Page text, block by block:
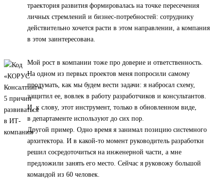
траектория развития формировалась на точке пересечения
личных стремлений и бизнес-потребностей: сотруднику
действительно хочется расти в этом направлении, а компания
в этом заинтересована.
Мой рост в компании тоже про доверие и ответственность.
На одном из первых проектов меня попросили самому
продумать, как мы будем вести задачи: я набросал схему,
защитил ее, вовлек в работу разработчиков и консультантов.
И, к слову, этот инструмент, только в обновленном виде,
в департаменте используют до сих пор.
Другой пример. Одно время я занимал позицию системного
архитектора. И в какой-то момент руководитель разработки
решил сосредоточиться на инженерной части, а мне
предложили занять его место. Сейчас я руковожу большой
командой из 60 человек.